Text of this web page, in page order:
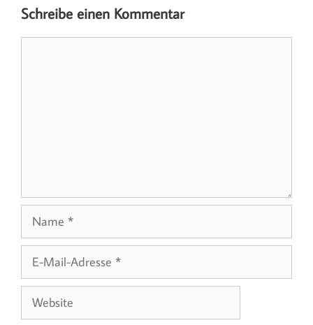
Schreibe einen Kommentar
Name
Mail-
Adresse
Website